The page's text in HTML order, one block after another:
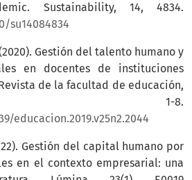
Sustainability, 14, 4834.
su14084834
Gestión del talento humano y
en docentes de instituciones
de la facultad de educación,
1-8.
educacion.2019.v25n2.2044
Gestión del capital humano por
en el contexto empresarial: una